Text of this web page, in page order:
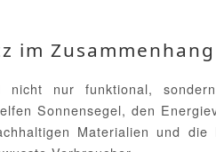
im
nicht nur funktional,
Sonnensegel, den
Materialien und